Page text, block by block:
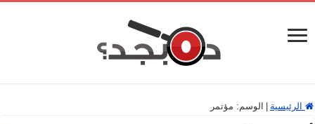
الرئيسية الوسم: مؤتمر